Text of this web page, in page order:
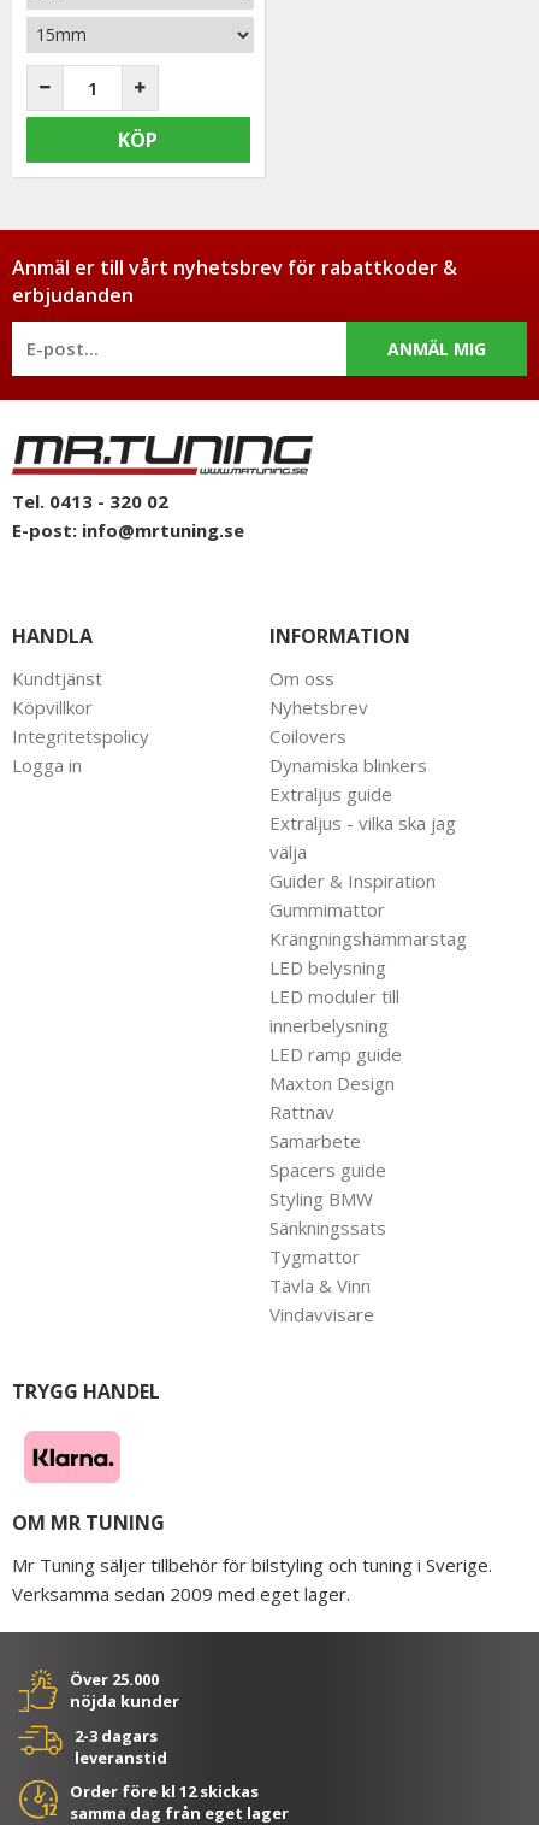
KÖP
Anmäl er till vårt nyhetsbrev för rabattkoder &
erbjudanden
ANMÄL MIG
Tel. 0413 - 320 02
E-post: info@mrtuning.se
HANDLA
Kundtjänst
Köpvillkor
Integritetspolicy
Logga in
INFORMATION
Om oss
Nyhetsbrev
Coilovers
Dynamiska blinkers
Extraljus guide
Extraljus - vilka ska jag
välja
Guider & Inspiration
Gummimattor
Krängningshämmarstag
LED belysning
LED moduler till
innerbelysning
LED ramp guide
Maxton Design
Rattnav
Samarbete
Spacers guide
Styling BMW
Sänkningssats
Tygmattor
Tävla & Vinn
Vindavvisare
TRYGG HANDEL
OM MR TUNING
Mr Tuning säljer tillbehör för bilstyling och tuning i Sverige.
Verksamma sedan 2009 med eget lager.
Över 25.000
nöjda kunder
2-3 dagars
leveranstid
Order före kl 12 skickas
samma dag från eget lager